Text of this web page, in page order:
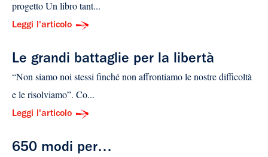
progetto Un libro tant...
Leggi l'articolo
Le grandi battaglie per la libertà
“Non siamo noi stessi finché non affrontiamo le nostre difficoltà
e le risolviamo”. Co...
Leggi l'articolo
650 modi per…